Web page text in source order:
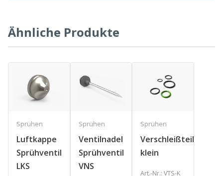
Ähnliche Produkte
Sprühen
Luftkappe
Sprühventil
LKS
Sprühen
Ventilnadel
Sprühventil
VNS
Sprühen
Verschleißteilsatz,
klein
Art.-Nr.: VTS-K